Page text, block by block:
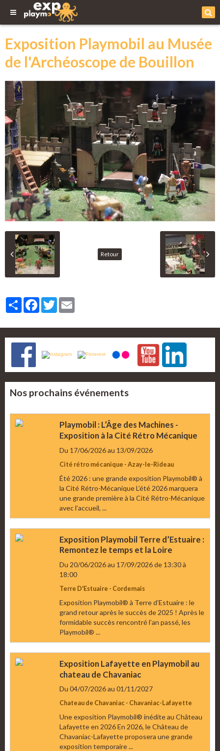
Exposition Playmobil au Musée
de l'Archéoscope de Bouillon
Retour
PartagerFacebook
Twitter
Nos prochains événements
Playmobil : L’Âge des Machines -
Exposition à la Cité Rétro Mécanique
Du 17/06/2026au 13/09/2026
Cité rétro mécanique - Azay-le-Rideau
Été 2026 : une grande exposition Playmobil® à
la Cité Rétro-Mécanique L’été 2026 marquera
une grande première à la Cité Rétro-Mécanique
avec l’accueil, ...
Exposition Playmobil Terre d’Estuaire :
Remontez le temps et la Loire
Du 20/06/2026au 17/09/2026de 13:30à
18:00
Terre D'Estuaire - Cordemais
Exposition Playmobil® à Terre d’Estuaire : le
grand retour après le succès de 2025 ! Après le
formidable succès rencontré l’an passé, les
Playmobil® ...
Exposition Lafayette en Playmobil au
chateau de Chavaniac
Du 04/07/2026au 01/11/2027
Chateau de Chavaniac - Chavaniac-Lafayette
Une exposition Playmobil® inédite au Château
Lafayette en 2026 En 2026, le Château de
Chavaniac-Lafayette proposera une grande
exposition temporaire ...